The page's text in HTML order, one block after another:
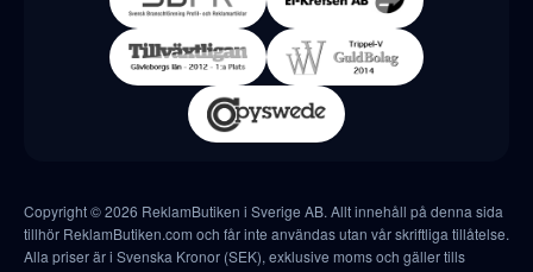
Copyright © 2026 ReklamButiken i Sverige AB. Allt innehåll på denna sida
tillhör ReklamButiken.com och får inte användas utan vår skriftliga tillåtelse.
Alla priser är i Svenska Kronor (SEK), exklusive moms och gäller tills